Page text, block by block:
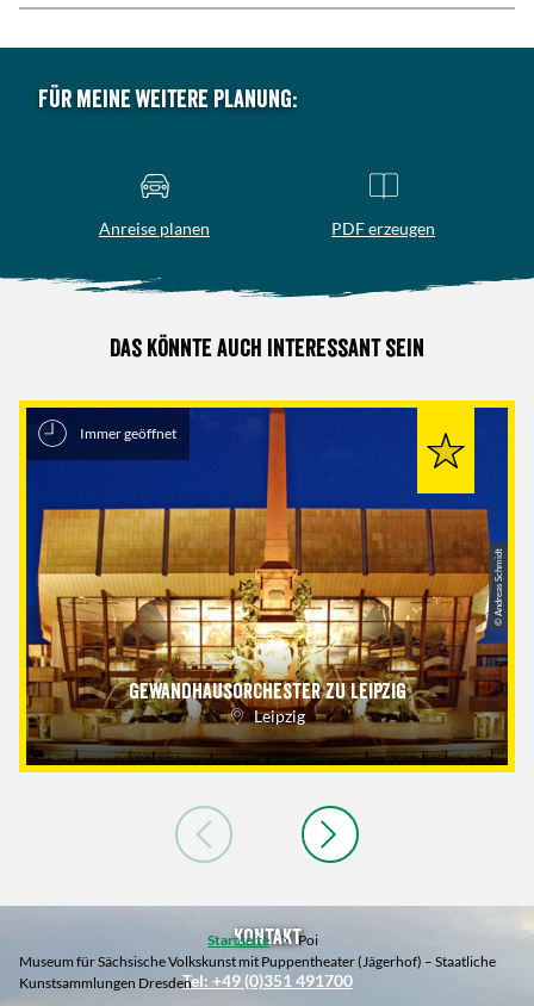
Für meine weitere Planung:
Anreise planen PDF erzeugen
Das könnte auch interessant sein
Immer geöffnet
Gewandhausorchester zu Leipzig
Leipzig
© Andreas Schmidt
Startseite
Poi
Museum für Sächsische Volkskunst mit Puppentheater (Jägerhof) – Staatliche
Kunstsammlungen Dresden
Kontakt
Tel: +49 (0)351 491700